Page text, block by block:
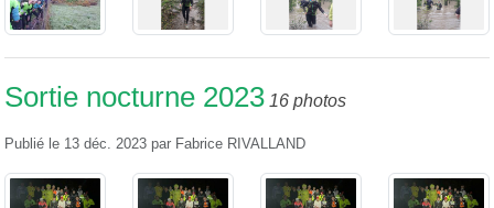
Sortie nocturne 2023 16 photos
Publié le 13 déc. 2023 par Fabrice RIVALLAND